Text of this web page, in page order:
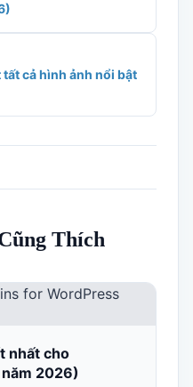
cả hình ảnh nổi bật
Thích
nhất cho
2026)